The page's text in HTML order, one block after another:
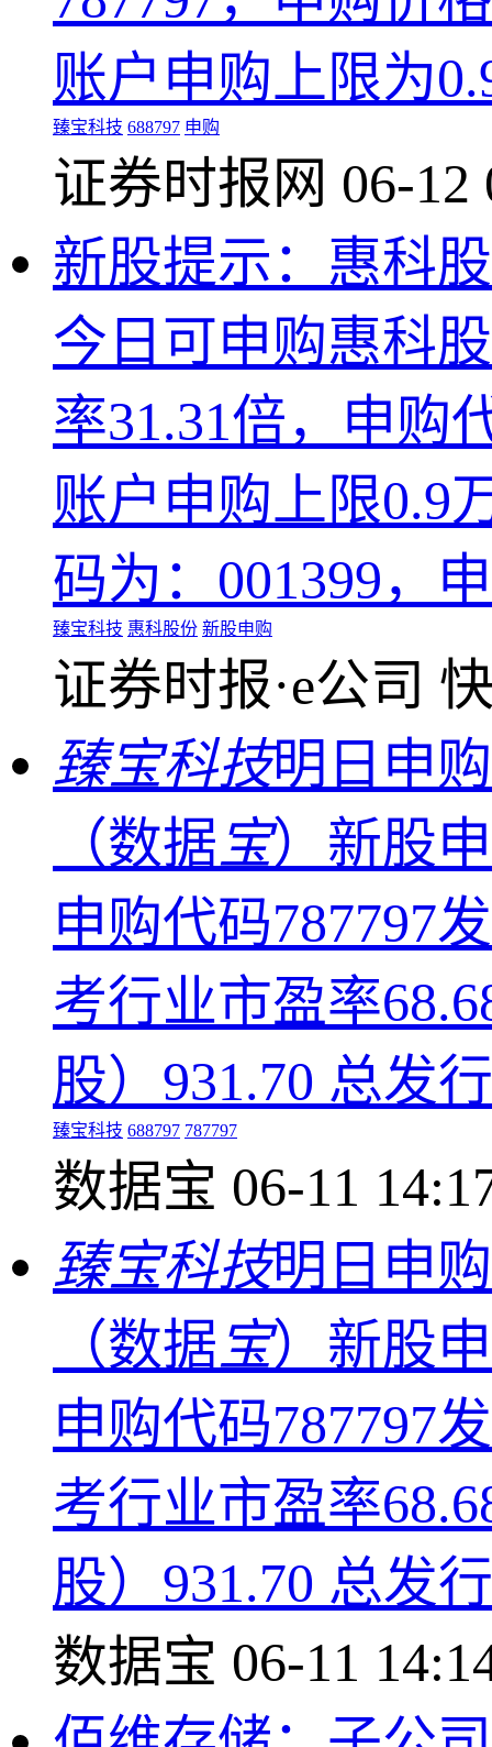
账户申购上限为
臻宝科技 688797 申购
证券时报网 06-12
新股提示：惠科
今日可申购惠科
率31.31倍，申购
账户申购上限0.9
码为：001399，
臻宝科技 惠科股份 新股申购
证券时报·e公司
臻宝科技明日申
（数据 宝）新股
申购代码787797
考行业市盈率
股）931.70 总发
臻宝科技 688797 787797
数据宝 06-11
臻宝科技明日申
（数据 宝）新股
申购代码787797
考行业市盈率
股）931.70 总发
数据宝 06-11